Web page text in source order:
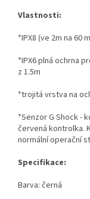
Vlastnosti:
*IPX8 (ve 2m na 60
*IPX6 plná ochrna
z 1.5m
*trojitá vrstva na
*Senzor G Shock -
červená kontrolka.
normální operační
Specifikace:
Barva: černá